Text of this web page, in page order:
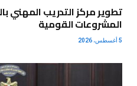
المشروعات القومية
5 أغسطس، 2026